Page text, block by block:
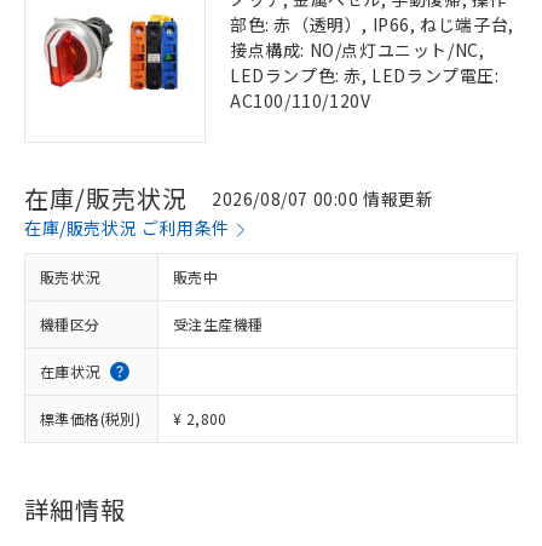
部色: 赤（透明）, IP66, ねじ端子台,
接点構成: NO/点灯ユニット/NC,
LEDランプ色: 赤, LEDランプ電圧:
AC100/110/120V
在庫/販売状況
2026/08/07 00:00 情報更新
在庫/販売状況 ご利用条件
販売状況 販売中
機種区分 受注生産機種
在庫状況
標準価格(税別) ¥ 2,800
詳細情報